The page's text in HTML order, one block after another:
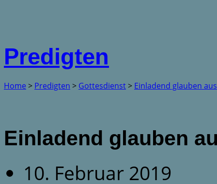
Predigten
Home > Predigten > Gottesdienst> Einladend glauben
Einladend glauben
10. Februar 2019